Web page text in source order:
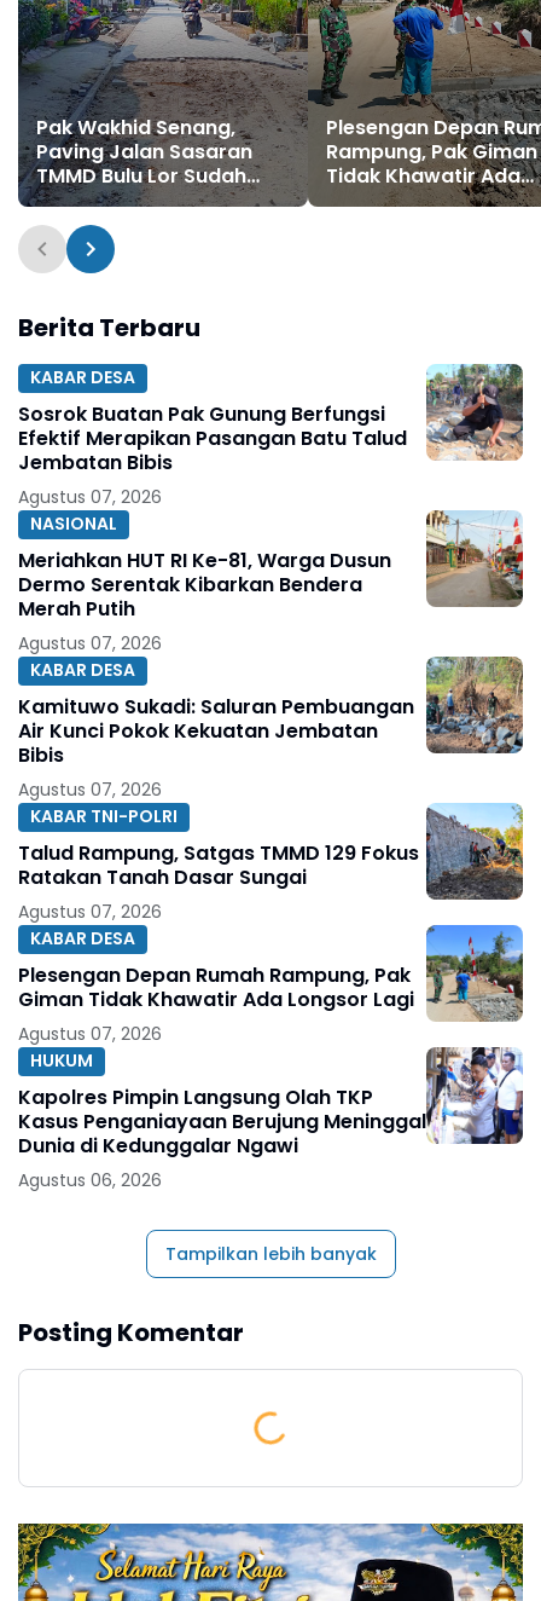
Pak Wakhid Senang,
Paving Jalan Sasaran
TMMD Bulu Lor Sudah
Sampai Depan
Rumahnya
Plesengan Depan
Rampung, Pak Giman
Tidak Khawatir Ada
Longsor Lagi
Berita Terbaru
KABAR DESA
Sosrok Buatan Pak Gunung Berfungsi
Efektif Merapikan Pasangan Batu Talud
Jembatan Bibis
Agustus 07, 2026
NASIONAL
Meriahkan HUT RI Ke-81, Warga Dusun
Dermo Serentak Kibarkan Bendera
Merah Putih
Agustus 07, 2026
KABAR DESA
Kamituwo Sukadi: Saluran Pembuangan
Air Kunci Pokok Kekuatan Jembatan
Bibis
Agustus 07, 2026
KABAR TNI-POLRI
Talud Rampung, Satgas TMMD 129 Fokus
Ratakan Tanah Dasar Sungai
Agustus 07, 2026
KABAR DESA
Plesengan Depan Rumah Rampung, Pak
Giman Tidak Khawatir Ada Longsor Lagi
Agustus 07, 2026
HUKUM
Kapolres Pimpin Langsung Olah TKP
Kasus Penganiayaan Berujung Meninggal
Dunia di Kedunggalar Ngawi
Agustus 06, 2026
Tampilkan lebih banyak
Posting Komentar